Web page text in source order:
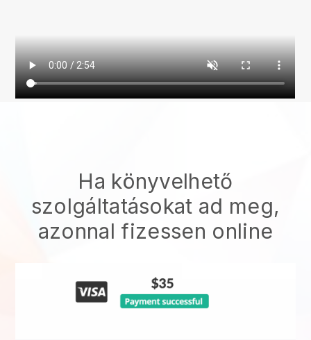
Ha könyvelhető
szolgáltatásokat ad meg,
azonnal fizessen online